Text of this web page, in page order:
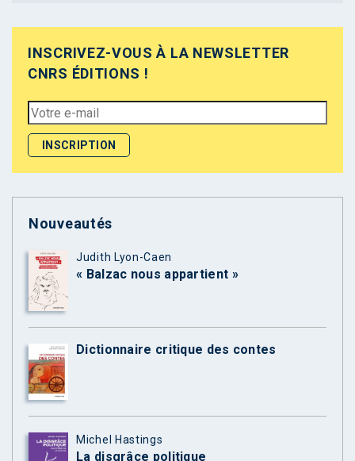
INSCRIVEZ-VOUS À LA NEWSLETTER
CNRS ÉDITIONS !
Nouveautés
Judith Lyon-Caen
« Balzac nous appartient »
Dictionnaire critique des contes
Michel Hastings
La disgrâce politique